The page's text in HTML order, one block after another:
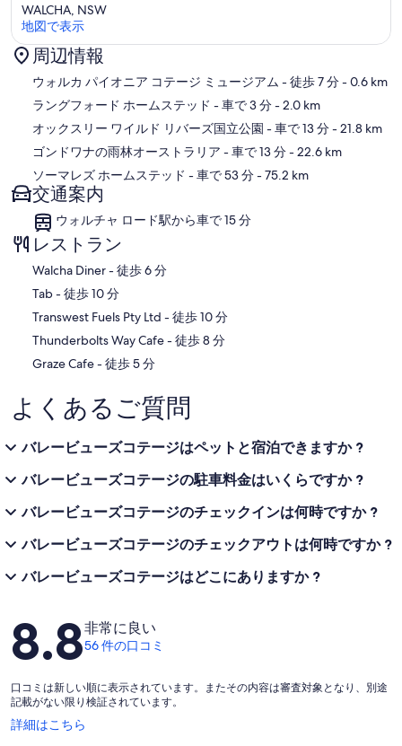
地図
WALCHA, NSW
地図で表示
周辺情報
ウォルカ パイオニア コテージ ミュージアム - 徒歩 7 分- 0.6 km
ラングフォード ホームステッド - 車で 3 分- 2.0 km
オックスリー ワイルド リバーズ国立公園 - 車で 13 分- 21.8 km
ゴンドワナの雨林オーストラリア - 車で 13 分- 22.6 km
ソーマレズ ホームステッド - 車で 53 分- 75.2 km
交通案内
ウォルチャ ロード駅から車で 15 分
レストラン
‪Walcha Diner - ‬徒歩 6 分
‪Tab - ‬徒歩 10 分
‪Transwest Fuels Pty Ltd - ‬徒歩 10 分
‪Thunderbolts Way Cafe - ‬徒歩 8 分
‪Graze Cafe - ‬徒歩 5 分
よくあるご質問
バレービューズコテージはペットと宿泊できますか ?
バレービューズコテージの駐車料金はいくらですか ?
バレービューズコテージのチェックインは何時ですか ?
バレービューズコテージのチェックアウトは何時ですか ?
バレービューズコテージはどこにありますか ?
口
コ
8.8非常に良い
56 件の口コミ
口コミは新しい順に表示されています。またその内容は審査対象となり、別途
記載がない限り検証されています。
詳細はこちら
新